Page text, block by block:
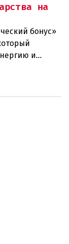
на
бонус»
и
могут